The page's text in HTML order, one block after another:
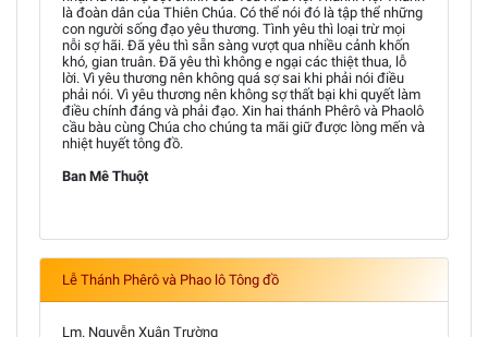
là đoàn dân của Thiên Chúa. Có thể nói đó là tập thể những
con người sống đạo yêu thương. Tình yêu thì loại trừ mọi
nỗi sợ hãi. Đã yêu thì sẵn sàng vượt qua nhiều cảnh khốn
khó, gian truân. Đã yêu thì không e ngại các thiệt thua, lỗ
lời. Vì yêu thương nên không quá sợ sai khi phải nói điều
phải nói. Vì yêu thương nên không sợ thất bại khi quyết làm
điều chính đáng và phải đạo. Xin hai thánh Phêrô và Phaolô
cầu bàu cùng Chúa cho chúng ta mãi giữ được lòng mến và
nhiệt huyết tông đồ.
Ban Mê Thuột
Lễ Thánh Phêrô và Phao lô Tông đồ
Lm. Nguyễn Xuân Trường